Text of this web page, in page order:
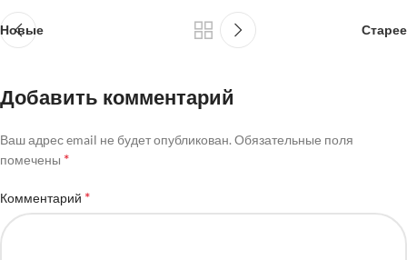
Новые Старее
Добавить комментарий
Ваш адрес email не будет опубликован. Обязательные поля
помечены *
Комментарий *